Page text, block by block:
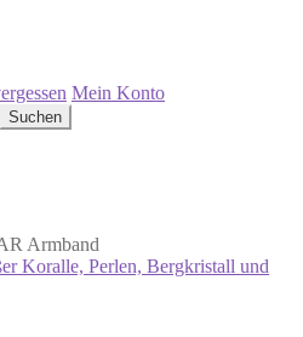
Mein Konto
Suchen
Armband